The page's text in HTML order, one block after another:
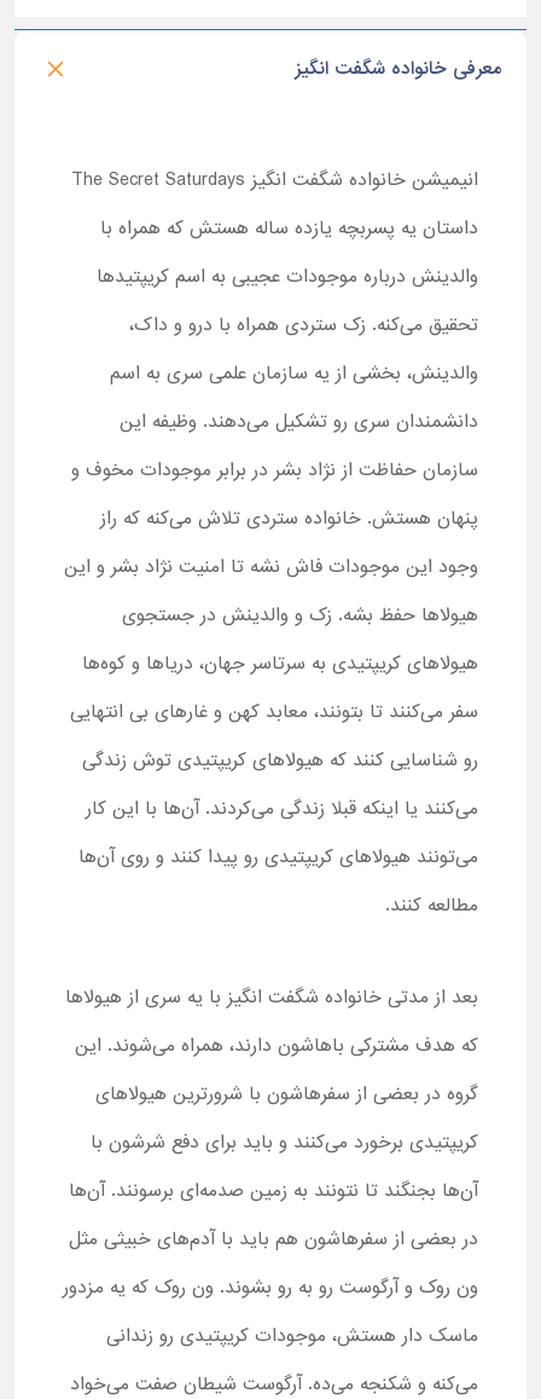
معرفی خانواده شگفت انگیز
انیمیشن خانواده شگفت انگیز The Secret Saturdays
داستان یه پسربچه یازده ساله هستش که همراه با
والدینش درباره موجودات عجیبی به اسم کریپتیدها
تحقیق می‌کنه. زک ستردی همراه با درو و داک،
والدینش، بخشی از یه سازمان علمی سری به اسم
دانشمندان سری رو تشکیل می‌دهند. وظیفه این
سازمان حفاظت از نژاد بشر در برابر موجودات مخوف و
پنهان هستش. خانواده ستردی تلاش می‌کنه که راز
وجود این موجودات فاش نشه تا امنیت نژاد بشر و این
هیولاها حفظ بشه. زک و والدینش در جستجوی
هیولاهای کریپتیدی به سرتاسر جهان، دریاها و کوه‌ها
سفر می‌کنند تا بتونند، معابد کهن و غارهای بی انتهایی
رو شناسایی کنند که هیولاهای کریپتیدی توش زندگی
می‌کنند یا اینکه قبلا زندگی می‌کردند. آن‌ها با این کار
می‌تونند هیولاهای کریپتیدی رو پیدا کنند و روی آن‌ها
مطالعه کنند.
بعد از مدتی خانواده شگفت انگیز با یه سری از هیولاها
که هدف مشترکی باهاشون دارند، همراه می‌شوند. این
گروه در بعضی از سفرهاشون با شرورترین هیولاهای
کریپتیدی برخورد می‌کنند و باید برای دفع شرشون با
آن‌ها بجنگند تا نتونند به زمین صدمه‌ای برسونند. آن‌ها
در بعضی از سفرهاشون هم باید با آدم‌های خبیثی مثل
ون روک و آرگوست رو به رو بشوند. ون روک که یه مزدور
ماسک دار هستش، موجودات کریپتیدی رو زندانی
می‌کنه و شکنجه می‌ده. آرگوست شیطان صفت می‌خواد